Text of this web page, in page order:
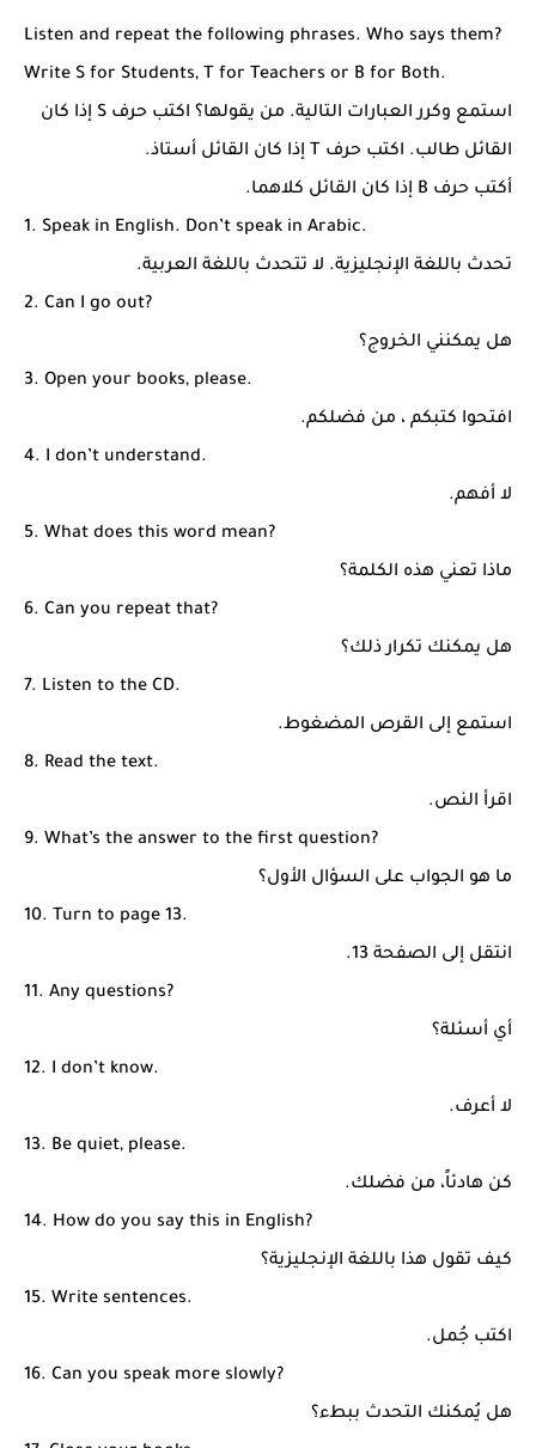
Listen and repeat the following phrases. Who says them?
Write S for Students, T for Teachers or B for Both.
استمع وكرر العبارات التالية. من يقولها؟ اكتب حرف S إذا كان
القائل طالب. اكتب حرف T إذا كان القائل أستاذ.
أكتب حرف B إذا كان القائل كلاهما.
1. Speak in English. Don’t speak in Arabic.
تحدث باللغة الإنجليزية. لا تتحدث باللغة العربية.
2. Can I go out?
هل يمكنني الخروج؟
3. Open your books, please.
افتحوا كتبكم ، من فضلكم.
4. I don’t understand.
لا أفهم.
5. What does this word mean?
ماذا تعني هذه الكلمة؟
6. Can you repeat that?
هل يمكنك تكرار ذلك؟
7. Listen to the CD.
استمع إلى القرص المضغوط.
8. Read the text.
اقرأ النص.
9. What’s the answer to the first question?
ما هو الجواب على السؤال الأول؟
10. Turn to page 13.
انتقل إلى الصفحة 13.
11. Any questions?
أي أسئلة؟
12. I don’t know.
لا أعرف.
13. Be quiet, please.
كن هادئاً، من فضلك.
14. How do you say this in English?
كيف تقول هذا باللغة الإنجليزية؟
15. Write sentences.
اكتب جُمل.
16. Can you speak more slowly?
هل يُمكنك التحدث ببطء؟